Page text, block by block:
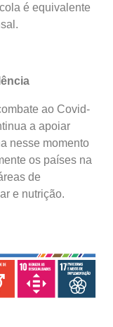
é equivalente
ao Covid-
a apoiar
nesse momento
os países na
de
e nutrição.